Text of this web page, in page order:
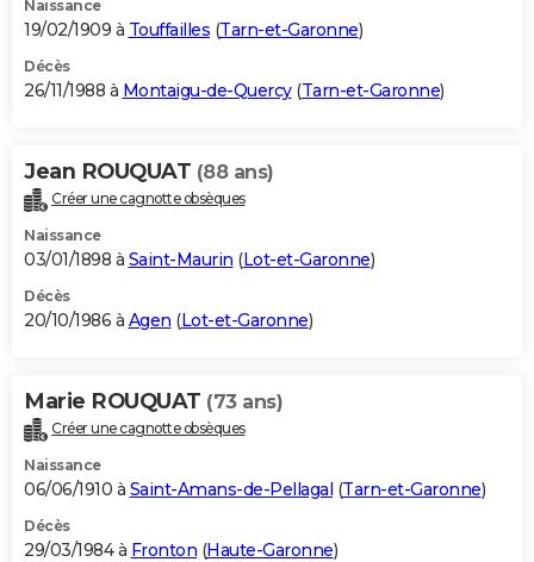
Naissance
19/02/1909 à Touffailles (Tarn-et-Garonne)
Décès
26/11/1988 à Montaigu-de-Quercy(Tarn-et-Garonne)
Jean ROUQUAT (88 ans)
Créer une cagnotte obsèques
Naissance
03/01/1898 à Saint-Maurin (Lot-et-Garonne)
Décès
20/10/1986 à Agen (Lot-et-Garonne)
Marie ROUQUAT (73 ans)
Créer une cagnotte obsèques
Naissance
06/06/1910 à Saint-Amans-de-Pellagal (Tarn-et-Garonne)
Décès
29/03/1984 à Fronton (Haute-Garonne)